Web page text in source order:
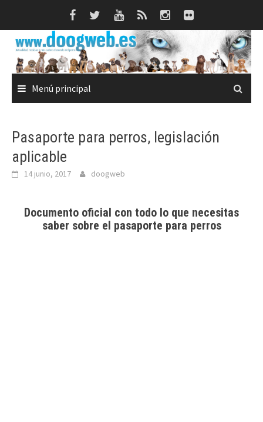
Menú principal
Pasaporte para perros, legislación
aplicable
14 junio, 2017 doogweb
Documento oficial con todo lo que necesitas
saber sobre el pasaporte para perros